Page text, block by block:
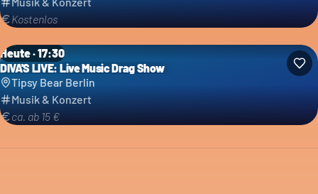
Kostenlos
Heute · 17:30
DIVA'S LIVE: Live Music Drag Show
Tipsy Bear Berlin
Musik & Konzert
ca. ab 15 €